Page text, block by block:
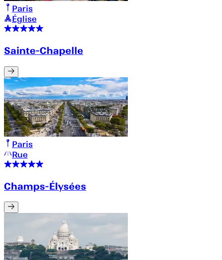
Paris
Église
Sainte-Chapelle
Paris
Rue
Champs-Élysées